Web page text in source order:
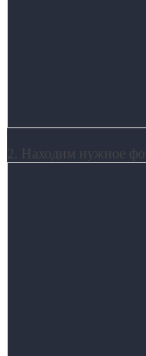
2. Находим нужное